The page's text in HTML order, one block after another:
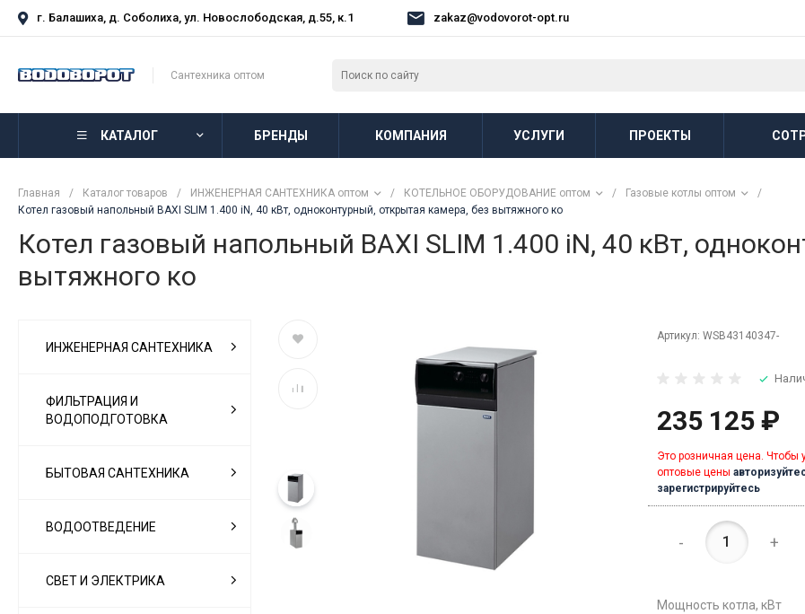
г. Балашиха, д. Соболиха, ул. Новослободская, д.55, к.1 zakaz@vodovorot-opt.ru
Сантехника оптом
КАТАЛОГ БРЕНДЫ КОМПАНИЯ УСЛУГИ ПРОЕКТЫ
Главная / Каталог товаров / ИНЖЕНЕРНАЯ САНТЕХНИКА оптом / КОТЕЛЬНОЕ ОБОРУДОВАНИЕ оптом / Газовые котлы оптом
/
Котел газовый напольный BAXI SLIM 1.400 iN, 40 кВт, одноконтурный, открытая камера, без вытяжного ко
Котел газовый напольный BAXI SLIM 1.400 iN, 40 кВт,
вытяжного ко
ИНЖЕНЕРНАЯ САНТЕХНИКА
ФИЛЬТРАЦИЯ И
ВОДОПОДГОТОВКА
БЫТОВАЯ САНТЕХНИКА
ВОДООТВЕДЕНИЕ
СВЕТ И ЭЛЕКТРИКА
Артикул: WSB43140347-
235 125 ₽
Это розничная цена. Чтобы
оптовые цены
зарегистрируйтесь
- +
Мощность котла, кВт